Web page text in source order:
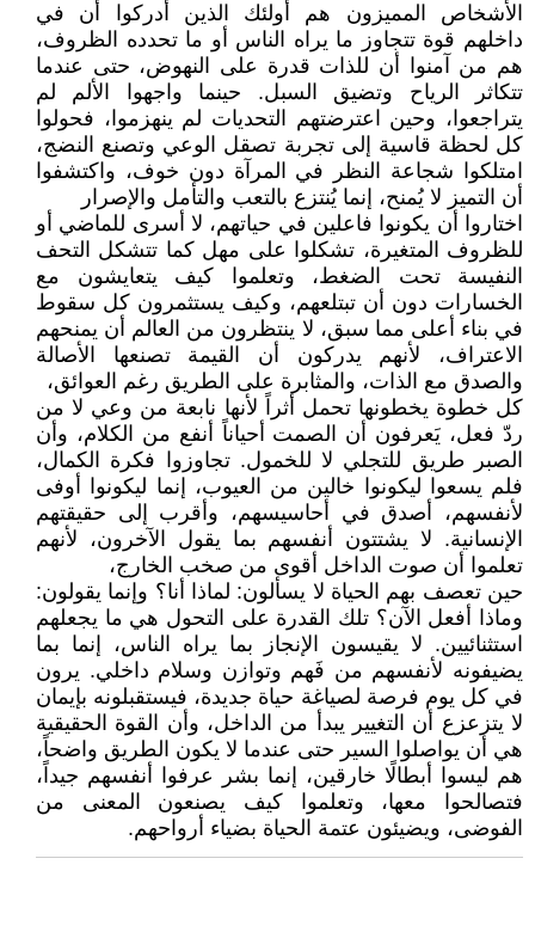
الأشخاص المميزون هم أولئك الذين أدركوا أن في
داخلهم قوة تتجاوز ما يراه الناس أو ما تحدده الظروف،
هم من آمنوا أن للذات قدرة على النهوض، حتى عندما
تتكاثر الرياح وتضيق السبل. حينما واجهوا الألم لم
يتراجعوا، وحين اعترضتهم التحديات لم ينهزموا، فحولوا
كل لحظة قاسية إلى تجربة تصقل الوعي وتصنع النضج،
امتلكوا شجاعة النظر في المرآة دون خوف، واكتشفوا
أن التميز لا يُمنح، إنما يُنتزع بالتعب والتأمل والإصرار
اختاروا أن يكونوا فاعلين في حياتهم، لا أسرى للماضي أو
للظروف المتغيرة، تشكلوا على مهل كما تتشكل التحف
النفيسة تحت الضغط، وتعلموا كيف يتعايشون مع
الخسارات دون أن تبتلعهم، وكيف يستثمرون كل سقوط
في بناء أعلى مما سبق، لا ينتظرون من العالم أن يمنحهم
الاعتراف، لأنهم يدركون أن القيمة تصنعها الأصالة
والصدق مع الذات، والمثابرة على الطريق رغم العوائق،
كل خطوة يخطونها تحمل أثراً لأنها نابعة من وعي لا من
ردّ فعل، يَعرفون أن الصمت أحياناً أنفع من الكلام، وأن
الصبر طريق للتجلي لا للخمول. تجاوزوا فكرة الكمال،
فلم يسعوا ليكونوا خالين من العيوب، إنما ليكونوا أوفى
لأنفسهم، أصدق في أحاسيسهم، وأقرب إلى حقيقتهم
الإنسانية. لا يشتتون أنفسهم بما يقول الآخرون، لأنهم
تعلموا أن صوت الداخل أقوى من صخب الخارج،
حين تعصف بهم الحياة لا يسألون: لماذا أنا؟ وإنما يقولون:
وماذا أفعل الآن؟ تلك القدرة على التحول هي ما يجعلهم
استثنائيين. لا يقيسون الإنجاز بما يراه الناس، إنما بما
يضيفونه لأنفسهم من فَهم وتوازن وسلام داخلي. يرون
في كل يوم فرصة لصياغة حياة جديدة، فيستقبلونه بإيمان
لا يتزعزع أن التغيير يبدأ من الداخل، وأن القوة الحقيقية
هي أن يواصلوا السير حتى عندما لا يكون الطريق واضحاً،
هم ليسوا أبطالًا خارقين، إنما بشر عرفوا أنفسهم جيداً،
فتصالحوا معها، وتعلموا كيف يصنعون المعنى من
الفوضى، ويضيئون عتمة الحياة بضياء أرواحهم.